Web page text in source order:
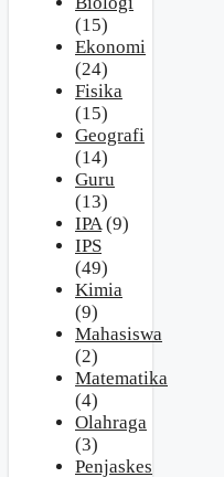
(15)
Ekonomi
(24)
Fisika
(15)
Geografi
(14)
Guru
(13)
IPA(9)
IPS
(49)
Kimia
(9)
Mahasiswa
(2)
Matematika
(4)
Olahraga
(3)
Penjaskes